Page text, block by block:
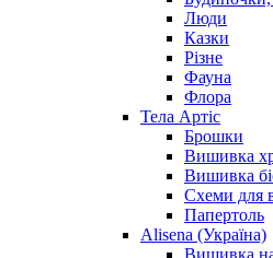
Люди
Казки
Різне
Фауна
Флора
Тела Артіс
Брошки
Вишивка
Вишивка
Схеми для
Папертоль
Alisena (Україна)
Вишивка на